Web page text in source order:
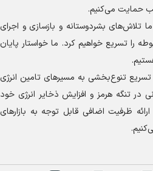
حمایت می‌کنیم.
تلاش‌های بشردوستانه و بازسازی و اجرای
را تسریع خواهیم کرد. ما خواستار پایان
تنوع‌بخشی به مسیر‌های تامین انرژی
تنگه هرمز و افزایش ذخایر انرژی خود
ظرفیت اضافی قابل توجه به بازار‌های